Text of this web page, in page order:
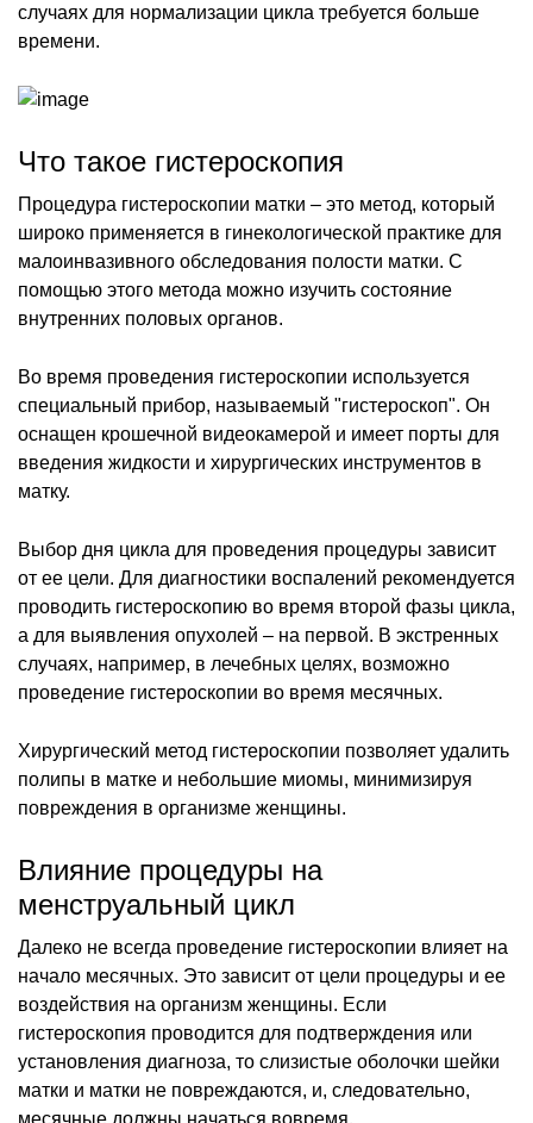
случаях для нормализации цикла требуется больше
времени.
Что такое гистероскопия
Процедура гистероскопии матки – это метод, который
широко применяется в гинекологической практике для
малоинвазивного обследования полости матки. С
помощью этого метода можно изучить состояние
внутренних половых органов.
Во время проведения гистероскопии используется
специальный прибор, называемый "гистероскоп". Он
оснащен крошечной видеокамерой и имеет порты для
введения жидкости и хирургических инструментов в
матку.
Выбор дня цикла для проведения процедуры зависит
от ее цели. Для диагностики воспалений рекомендуется
проводить гистероскопию во время второй фазы цикла,
а для выявления опухолей – на первой. В экстренных
случаях, например, в лечебных целях, возможно
проведение гистероскопии во время месячных.
Хирургический метод гистероскопии позволяет удалить
полипы в матке и небольшие миомы, минимизируя
повреждения в организме женщины.
Влияние процедуры на
менструальный цикл
Далеко не всегда проведение гистероскопии влияет на
начало месячных. Это зависит от цели процедуры и ее
воздействия на организм женщины. Если
гистероскопия проводится для подтверждения или
установления диагноза, то слизистые оболочки шейки
матки и матки не повреждаются, и, следовательно,
месячные должны начаться вовремя.